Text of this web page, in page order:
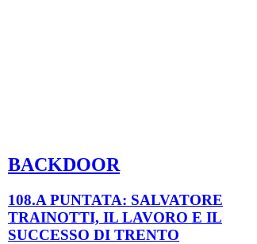
BACKDOOR
108.A PUNTATA: SALVATORE
TRAINOTTI, IL LAVORO E IL
SUCCESSO DI TRENTO